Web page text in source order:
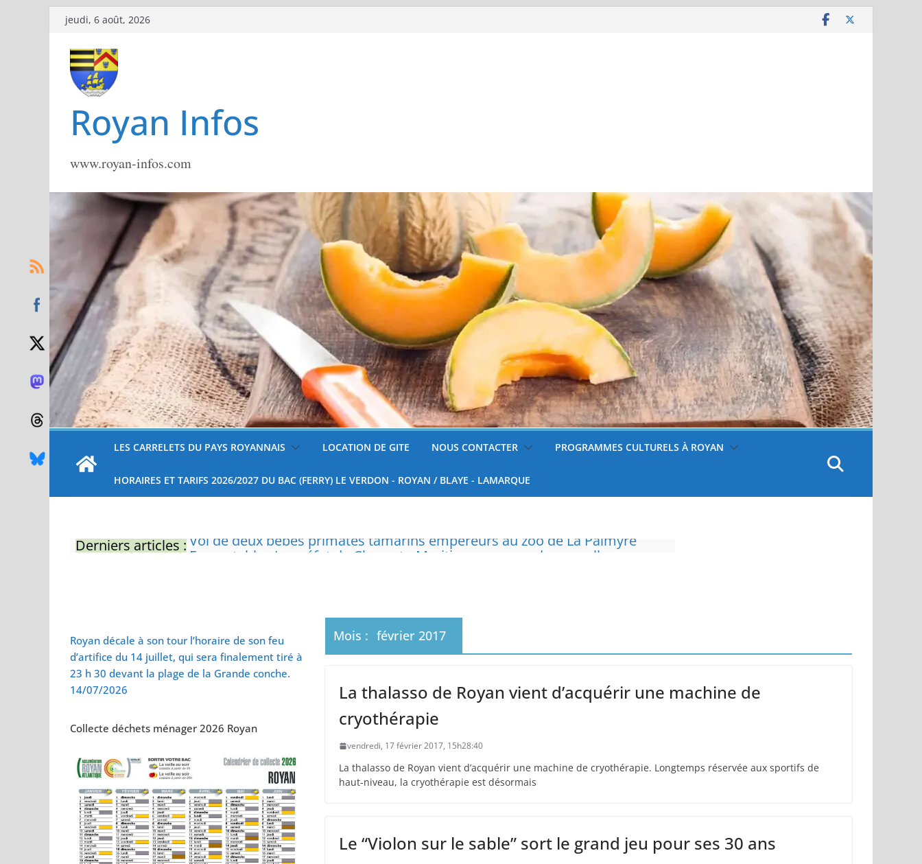
Passer
contenu
jeudi, 6 août, 2026
Royan Infos
www.royan-infos.com
LES CARRELETS DU PAYS ROYANNAIS LOCATION DE GITE NOUS CONTACTER PROGRAMMES CULTURELS À ROYAN
HORAIRES ET TARIFS 2026/2027 DU BAC (FERRY) LE VERDON - ROYAN / BLAYE - LAMARQUE
Derniers articles : Eau potable : Le préfet de Charente-Maritime annonce de nouvelles
Vol de deux bébés primates tamarins empereurs au zoo de La Palmyre
Mois : février 2017
La thalasso de Royan vient d’acquérir une machine de
cryothérapie
vendredi, 17 février 2017, 15h28:40
La thalasso de Royan vient d’acquérir une machine de cryothérapie. Longtemps réservée aux sportifs de
haut-niveau, la cryothérapie est désormais
Le “Violon sur le sable” sort le grand jeu pour ses 30 ans
Royan décale à son tour l’horaire de son feu
d’artifice du 14 juillet, qui sera finalement tiré à
23 h 30 devant la plage de la Grande conche.
14/07/2026
Collecte déchets ménager 2026 Royan